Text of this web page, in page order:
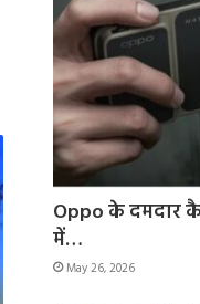
Oppo के दमदार
में…
May 26, 2026